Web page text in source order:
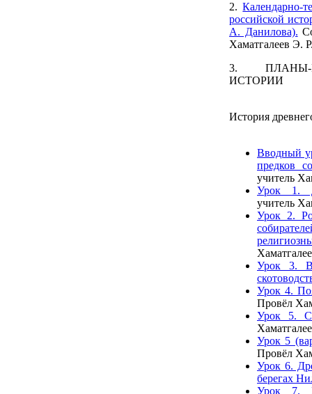
2.Календарно-
российской
А. Данилова).
Хаматгалеев Э.
3. ПЛАНЫ-
ИСТОРИИ
История
Вводный
предков
учитель
Урок 1.
учитель
Урок 2.
Урок 3.
Урок 4.
Провёл
Урок 5.
Урок 5
Провёл
Урок 6.
берегах
Урок 7.